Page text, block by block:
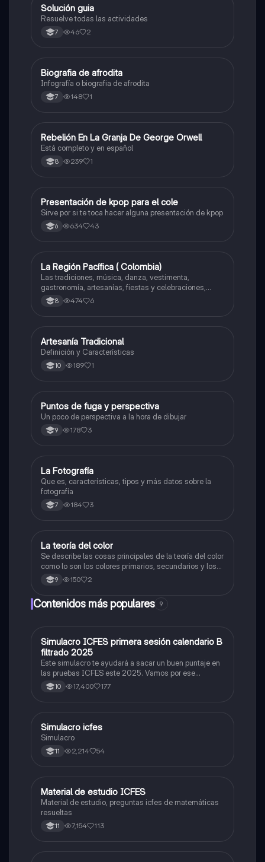
Artes
Solución guia
Resuelve todas las actividades
7 46 2
Artes
Biografia de afrodita
Infografía o biografia de afrodita
7 148 1
Sociales/Historia
Rebelión En La Granja De George Orwell
Está completo y en español
8 239 1
Artes
Presentación de kpop para el cole
Sirve por si te toca hacer alguna presentación de kpop
6 634 43
Artes
La Región Pacífica ( Colombia)
Las tradiciones, música, danza, vestimenta,
gastronomía, artesanías, fiestas y celebraciones,
medicina tradicional, ritmos e instrumentos
musicales.
8 474 6
Artes
Artesanía Tradicional
Definición y Características
10 189 1
Artes
Puntos de fuga y perspectiva
Un poco de perspectiva a la hora de dibujar
9 178 3
Artes
La Fotografía
Que es, características, tipos y más datos sobre la
fotografía
7 184 3
Artes
La teoría del color
Se describe las cosas principales de la teoría del color
como lo son los colores primarios, secundarios y los
colores cálidos y fríos es un resumen y sus ejemplos
9 150 2
Contenidos más populares 9
ICFES: Matemáticas
Simulacro ICFES primera sesión calendario B
filtrado 2025
Este simulacro te ayudará a sacar un buen puntaje en
las pruebas ICFES este 2025. Vamos por ese
500/500. Y poder ser admitido en la universidad que
quieras, estudiar la carrera que quieres y no la que te
10 17,400 177
ICFES: Lectura Crítica
Simulacro icfes
Simulacro
11 2,214 54
ICFES: Matemáticas
Material de estudio ICFES
Material de estudio, preguntas icfes de matemáticas
resueltas
11 7,154 113